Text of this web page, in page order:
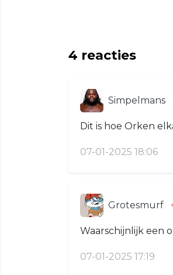
4 reacties
Simpelmans
Dit is hoe Orken
07-01-2025 18:06
Grotesmurf
Waarschijnlijk een
07-01-2025 17:19